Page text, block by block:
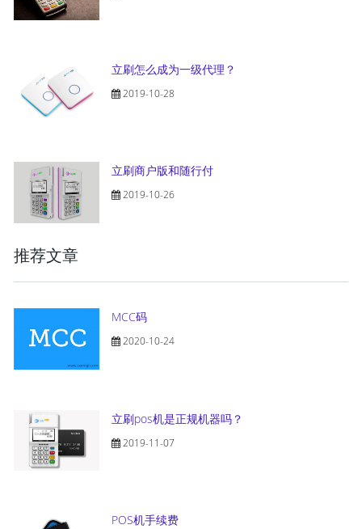
立刷怎么成为一级代理？
2019-10-28
立刷商户版和随行付
2019-10-26
推荐文章
MCC码
2020-10-24
立刷pos机是正规机器吗？
2019-11-07
POS机手续费